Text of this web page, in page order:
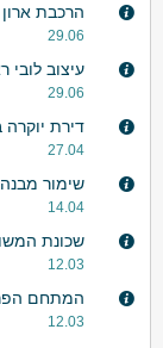
הרכבת
29.06
עיצוב לובי
29.06
דירת
27.04
שימור
14.04
שכונת
12.03
המתחם
12.03